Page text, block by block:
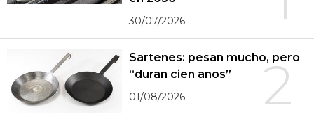
30/07/2026
2
Sartenes: pesan mucho, pero
“duran cien años”
01/08/2026